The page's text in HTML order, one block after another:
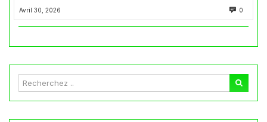
Avril 30, 2026 0